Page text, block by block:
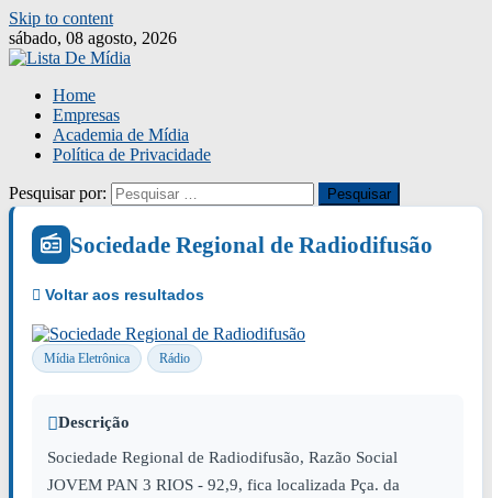
Skip to content
sábado, 08 agosto, 2026
Home
Empresas
Academia de Mídia
Política de Privacidade
Pesquisar por:
Sociedade Regional de Radiodifusão
Mídia Eletrônica Rádio
Descrição
Sociedade Regional de Radiodifusão, Razão Social
JOVEM PAN 3 RIOS - 92,9, fica localizada Pça. da